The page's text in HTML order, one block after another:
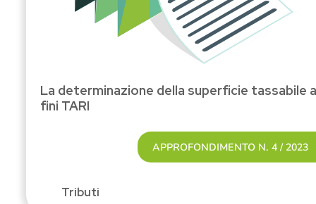
La determinazione della superficie tassabile
fini TARI
APPROFONDIMENTO N. 4 / 2023
Tributi